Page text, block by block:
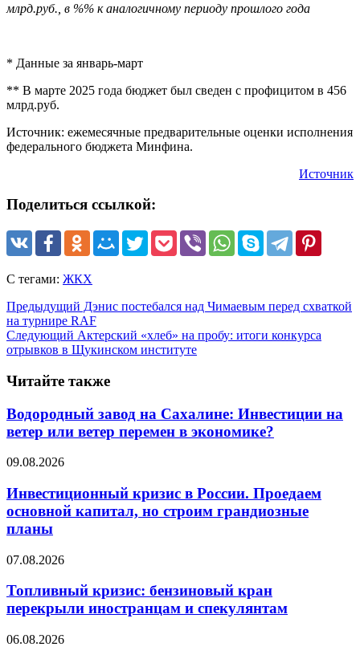
млрд.руб., в %% к аналогичному периоду прошлого года
* Данные за январь-март
** В марте 2025 года бюджет был сведен с профицитом в 456
млрд.руб.
Источник: ежемесячные предварительные оценки исполнения
федерального бюджета Минфина.
Источник
Поделиться ссылкой:
С тегами: ЖКХ
Предыдущий Дэнис постебался над Чимаевым перед схваткой
на турнире RAF
Следующий Актерский «хлеб» на пробу: итоги конкурса
отрывков в Щукинском институте
Читайте также
Водородный завод на Сахалине: Инвестиции на
ветер или ветер перемен в экономике?
09.08.2026
Инвестиционный кризис в России. Проедаем
основной капитал, но строим грандиозные
планы
07.08.2026
Топливный кризис: бензиновый кран
перекрыли иностранцам и спекулянтам
06.08.2026